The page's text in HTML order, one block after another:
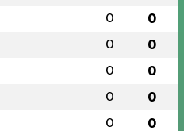
0 0
0 0
0 0
0 0
0 0